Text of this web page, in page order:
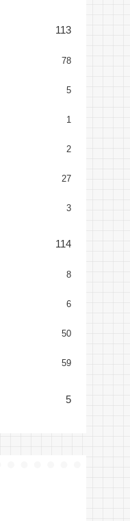
113
78
5
1
2
27
3
114
8
6
50
59
5